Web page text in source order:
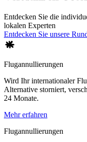
Entdecken Sie die
lokalen Experten
Entdecken Sie unsere
Flugannullierungen
Wird Ihr internationaler
Alternative storniert,
24 Monate.
Mehr erfahren
Flugannullierungen